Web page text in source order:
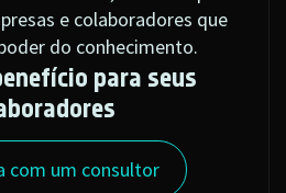
e colaboradores que
do conhecimento.
para seus
com um consultor